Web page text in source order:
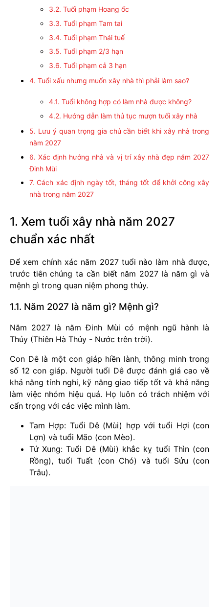
3.2. Tuổi phạm Hoang ốc
3.3. Tuổi phạm Tam tai
3.4. Tuổi phạm Thái tuế
3.5. Tuổi phạm 2/3 hạn
3.6. Tuổi phạm cả 3 hạn
4. Tuổi xấu nhưng muốn xây nhà thì phải làm sao?
4.1. Tuổi không hợp có làm nhà được không?
4.2. Hướng dẫn làm thủ tục mượn tuổi xây nhà
5. Lưu ý quan trọng gia chủ cần biết khi xây nhà trong
năm 2027
6. Xác định hướng nhà và vị trí xây nhà đẹp năm 2027
Đinh Mùi
7. Cách xác định ngày tốt, tháng tốt để khởi công xây
nhà trong năm 2027
1. Xem tuổi xây nhà năm 2027
chuẩn xác nhất
Để xem chính xác năm 2027 tuổi nào làm nhà được,
trước tiên chúng ta cần biết năm 2027 là năm gì và
mệnh gì trong quan niệm phong thủy.
1.1. Năm 2027 là năm gì? Mệnh gì?
Năm 2027 là năm Đinh Mùi có mệnh ngũ hành là
Thủy (Thiên Hà Thủy - Nước trên trời).
Con Dê là một con giáp hiền lành, thông minh trong
số 12 con giáp. Người tuổi Dê được đánh giá cao về
khả năng tính nghi, kỹ năng giao tiếp tốt và khả năng
làm việc nhóm hiệu quả. Họ luôn có trách nhiệm với
cẩn trọng với các việc mình làm.
Tam Hợp: Tuổi Dê (Mùi) hợp với tuổi Hợi (con
Lợn) và tuổi Mão (con Mèo).
Tứ Xung: Tuổi Dê (Mùi) khắc kỵ tuổi Thìn (con
Rồng), tuổi Tuất (con Chó) và tuổi Sửu (con
Trâu).